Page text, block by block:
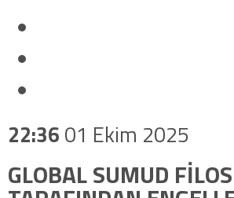
22:36 01 Ekim 2025
GLOBAL SUMUD